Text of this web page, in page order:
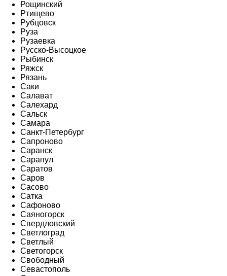
Рощинский
Ртищево
Рубцовск
Руза
Рузаевка
Русско-Высоцкое
Рыбинск
Ряжск
Рязань
Саки
Салават
Салехард
Сальск
Самара
Санкт-Петербург
Сапроново
Саранск
Сарапул
Саратов
Саров
Сасово
Сатка
Сафоново
Саяногорск
Свердловский
Светлоград
Светлый
Светогорск
Свободный
Севастополь